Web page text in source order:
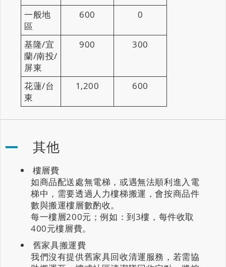
一般地
區
600 0
基隆/宜
蘭/南投/
屏東
900 300
花蓮/台
東
1,200 600
其他
樓層費
如商品配送處無電梯，或遇無法順利進入電
梯中，需要透過人力樓梯搬運，會按商品件
數與搬運樓層數酌收。
每一樓層200元；例如：到3樓，每件收取
400元樓層費。
舊家具搬運費
我們沒有提供舊家具回收清運服務，若需協